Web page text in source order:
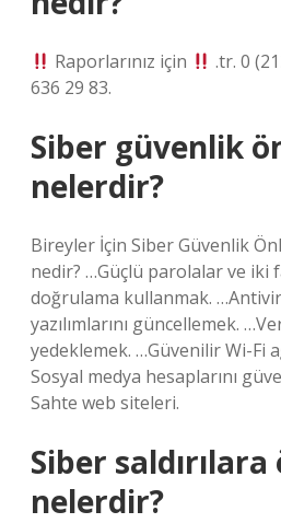
Raporlarınız için
.tr. 0
636 29 83.
Siber güvenlik
nelerdir?
Bireyler İçin Siber Güvenlik
nedir? …Güçlü parolalar ve iki
doğrulama kullanmak.
yazılımlarını güncellemek.
yedeklemek. …Güvenilir Wi-Fi
Sosyal medya hesaplarını
Sahte web siteleri.
Siber
nelerdir?